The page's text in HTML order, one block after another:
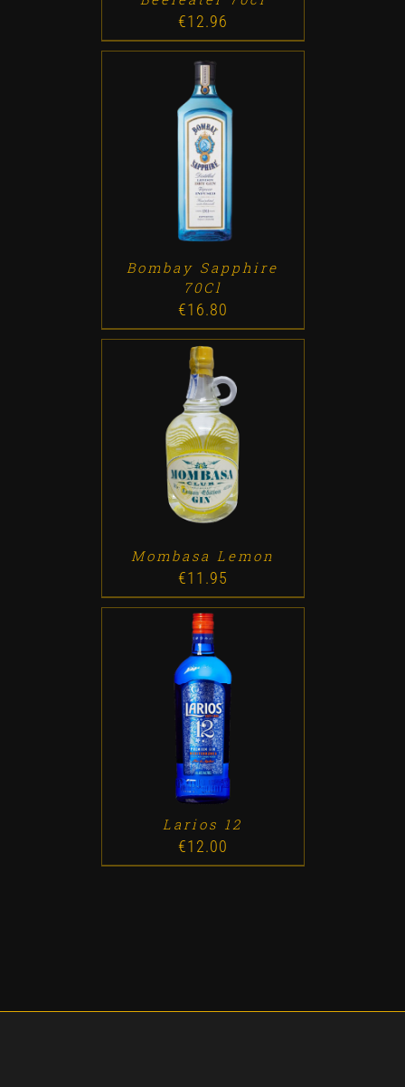
€12.96
ADD TO CART /
Bombay Sapphire
70Cl
€16.80
ADD TO CART / DETALLES
Mombasa Lemon
€11.95
ADD TO CART /
Larios 12
€12.00